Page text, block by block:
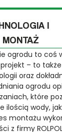
I
ogrodu to coś
– to
oraz
ogrodu
które
ilością wody,
montażu
z firmy